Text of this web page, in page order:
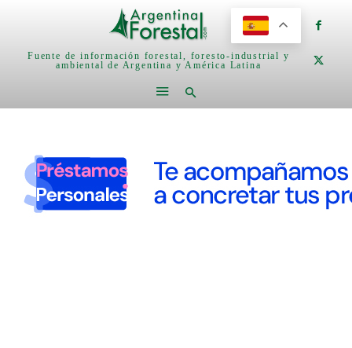
Fuente de información forestal, foresto-industrial y
ambiental de Argentina y América Latina